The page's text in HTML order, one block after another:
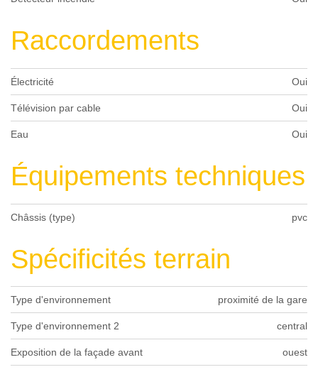
Raccordements
Électricité Oui
Télévision par cable Oui
Eau Oui
Équipements techniques
Châssis (type) pvc
Spécificités terrain
Type d'environnement proximité de la gare
Type d'environnement 2 central
Exposition de la façade avant ouest